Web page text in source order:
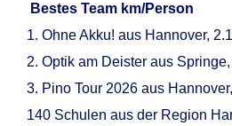
Bestes Team km/Person
1. Ohne Akku! aus Hannover,
2. Optik am Deister aus
3. Pino Tour 2026 aus
140 Schulen aus der Region